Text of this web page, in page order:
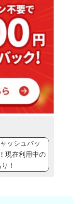
ッシュバッ
現在利用中の
！